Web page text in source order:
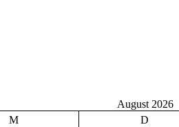
August 2026
M D